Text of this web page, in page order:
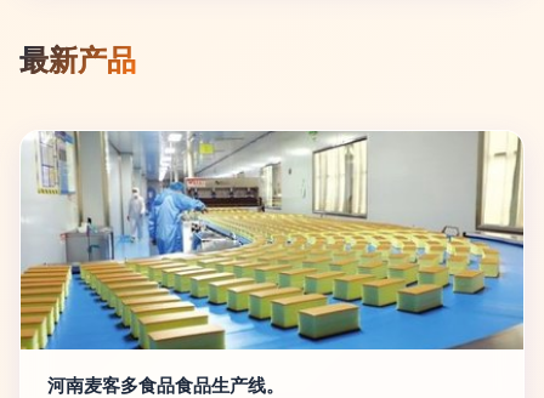
最新产品
河南麦客多食品食品生产线。